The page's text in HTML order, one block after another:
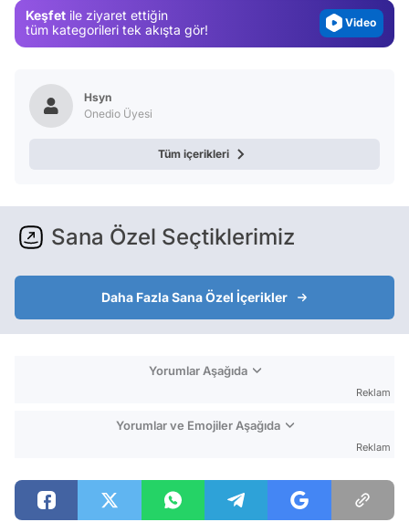
Keşfet ile ziyaret ettiğin
tüm kategorileri tek akışta gör!
Test
Hsyn
Onedio Üyesi
Tüm içerikleri
Sana Özel Seçtiklerimiz
Daha Fazla Sana Özel İçerikler
Yorumlar Aşağıda
Reklam
Yorumlar ve Emojiler Aşağıda
Reklam